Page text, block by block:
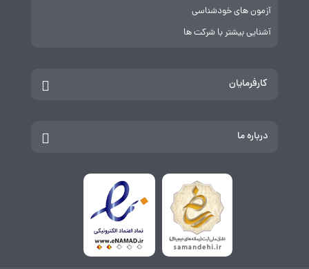
آزمون های خودشناسی
آشنایی بیشتر با شرکت ها
کارفرمایان
درباره ما